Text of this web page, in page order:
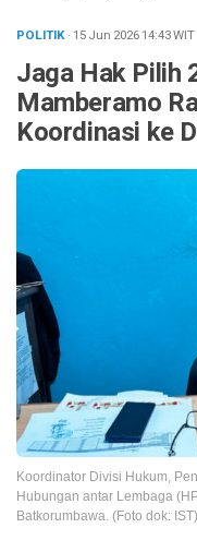
POLITIK· 15 Jun 202614:43WIT
Jaga Hak Pilih
Mamberamo
Koordinasi ke
Koordinator Divisi Hukum,
Hubungan antar Lembaga
Batkorumbawa. (Foto dok: IST)